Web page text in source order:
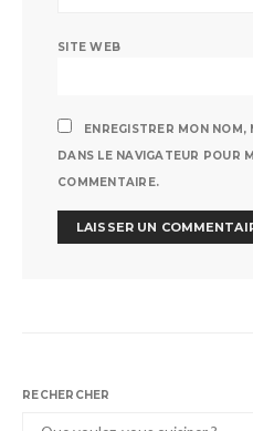
SITE WEB
ENREGISTRER MON
DANS LE NAVIGATEUR POUR
COMMENTAIRE.
RECHERCHER